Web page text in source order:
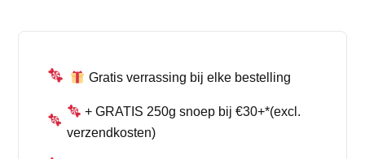
met
Gratis verrassing bij elke bestelling
+ GRATIS 250g snoep bij €30+*(excl.
verzendkosten)